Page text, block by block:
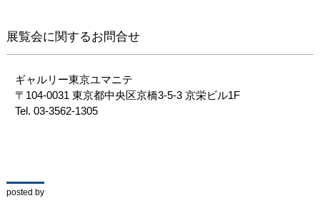
美術館 柳原義達記念館
での個展を開催し、現在
います。
初期の金属作品や1980
年代の石彫を経て、2000
史』を裁断して混入した
モルタルで赤レンガを接
展覧会に関するお問合せ
ギャルリー東京ユマニテ
〒104-0031 東京都中央区京橋3-5-3 京栄ビル1F
Tel. 03-3562-1305
posted by